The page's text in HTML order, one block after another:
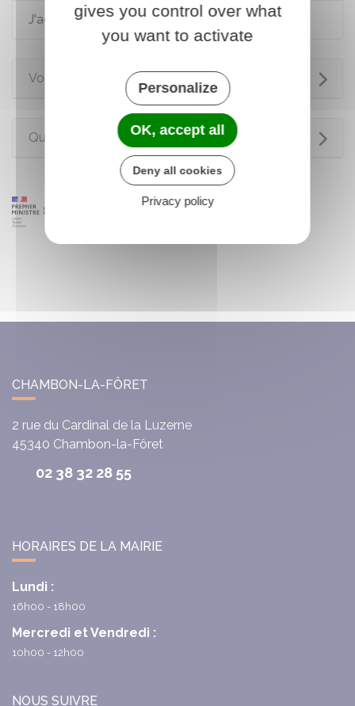
J'achète un logement
Voir aussi
Questions ? Réponses !
CHAMBON-LA-FÔRET
2 rue du Cardinal de la Luzerne
45340 Chambon-la-Fôret
02 38 32 28 55
HORAIRES DE LA MAIRIE
Lundi :
16h00 - 18h00
Mercredi et Vendredi :
10h00 - 12h00
NOUS SUIVRE
gives you control over what
you want to activate
Personalize
OK, accept all
Deny all cookies
Privacy policy